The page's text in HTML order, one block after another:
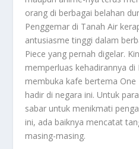
orang di berbagai belahan
Penggemar di Tanah Air
antusiasme tinggi dalam
Piece yang pernah digelar.
memperluas kehadirannya di
membuka kafe bertema One
hadir di negara ini. Untuk
sabar untuk menikmati
ini, ada baiknya mencatat
masing-masing.